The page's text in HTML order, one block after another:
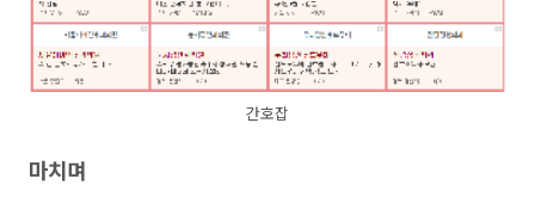
간호잡
마치며